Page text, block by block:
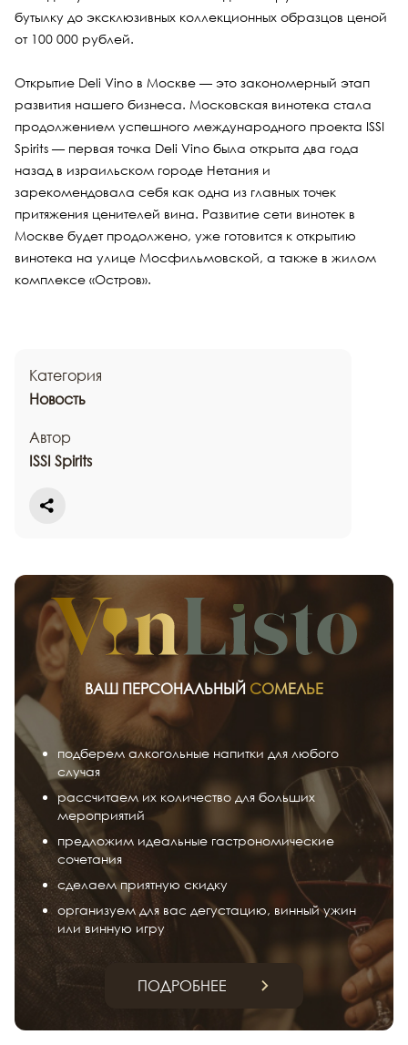
бутылку до эксклюзивных коллекционных образцов ценой
от 100 000 рублей.
Открытие Deli Vino в Москве — это закономерный этап
развития нашего бизнеса. Московская винотека стала
продолжением успешного международного проекта ISSI
Spirits — первая точка Deli Vino была открыта два года
назад в израильском городе Нетания и
зарекомендовала себя как одна из главных точек
притяжения ценителей вина. Развитие сети винотек в
Москве будет продолжено, уже готовится к открытию
винотека на улице Мосфильмовской, а также в жилом
комплексе «Остров».
Категория
Новость
Автор
ISSI Spirits
ВАШ ПЕРСОНАЛЬНЫЙ СОМЕЛЬЕ
подберем алкогольные напитки для любого
случая
рассчитаем их количество для больших
мероприятий
предложим идеальные гастрономические
сочетания
сделаем приятную скидку
организуем для вас дегустацию, винный ужин
или винную игру
ПОДРОБНЕЕ